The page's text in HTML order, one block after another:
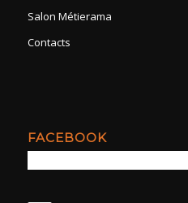
Salon Métierama
Contacts
FACEBOOK